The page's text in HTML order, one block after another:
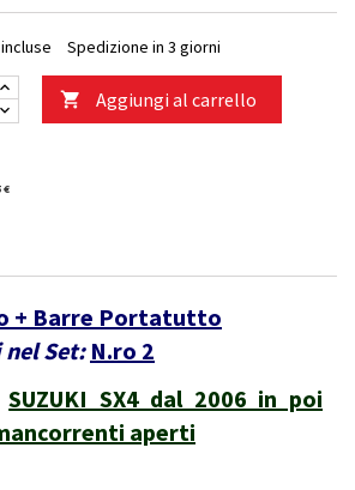
Spedizione in 3 giorni
 Aggiungi al carrello
€
+ Barre Portatutto
Set: N.ro 2
SUZUKI SX4 dal 2006 in poi
aperti